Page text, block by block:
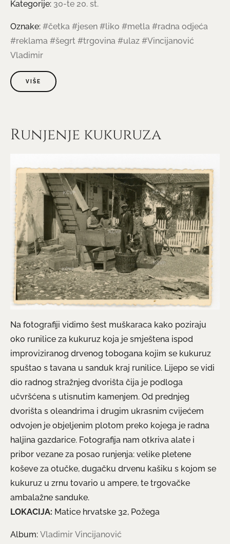
Kategorije: 30-te 20. st.
Oznake: #četka #jesen #liko #metla #radna odjeća
#reklama #šegrt #trgovina #ulaz #Vincijanović
Vladimir
VIŠE
Runjenje kukuruza
Na fotografiji vidimo šest muškaraca kako poziraju
oko runilice za kukuruz koja je smještena ispod
improviziranog drvenog tobogana kojim se kukuruz
spuštao s tavana u sanduk kraj runilice. Lijepo se vidi
dio radnog stražnjeg dvorišta čija je podloga
učvršćena s utisnutim kamenjem. Od prednjeg
dvorišta s oleandrima i drugim ukrasnim cvijećem
odvojen je objeljenim plotom preko kojega je radna
haljina gazdarice. Fotografija nam otkriva alate i
pribor vezane za posao runjenja: velike pletene
koševe za otučke, dugačku drvenu kašiku s kojom se
kukuruz u zrnu tovario u ampere, te trgovačke
ambalažne sanduke.
LOKACIJA: Matice hrvatske 32, Požega
Album: Vladimir Vincijanović